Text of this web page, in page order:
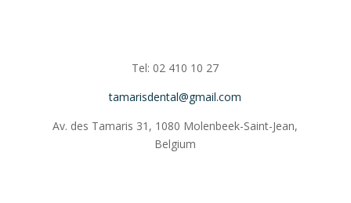
Tel: 02 410 10 27
tamarisdental@gmail.com
Av. des Tamaris 31, 1080 Molenbeek-Saint-Jean,
Belgium